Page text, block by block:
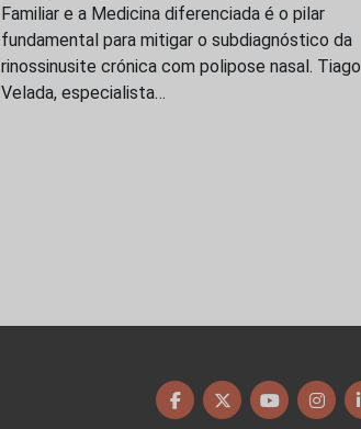
Familiar e a Medicina diferenciada é o pilar
fundamental para mitigar o subdiagnóstico da
rinossinusite crónica com polipose nasal. Tiago
Velada, especialista…